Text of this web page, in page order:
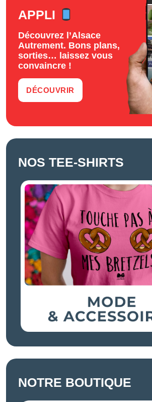
APPLI
Découvrez l’Alsace
Autrement. Bons plans,
sorties… laissez vous
convaincre !
DÉCOUVRIR
NOS TEE-SHIRTS
NOTRE BOUTIQUE